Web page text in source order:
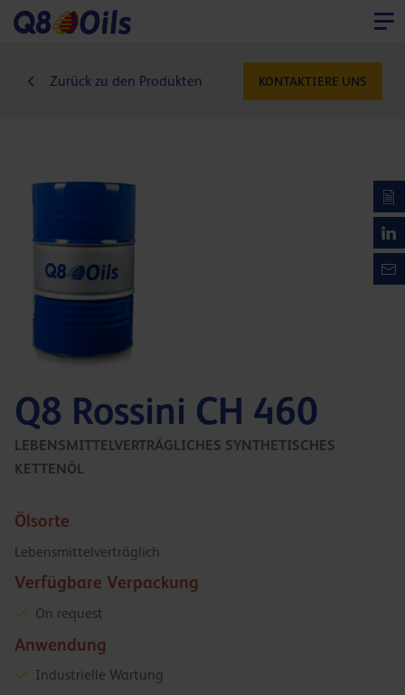
Zurück zu den Produkten KONTAKTIERE UNS
Q8 Rossini CH 460
LEBENSMITTELVERTRÄGLICHES SYNTHETISCHES
KETTENÖL
Ölsorte
Lebensmittelverträglich
Verfügbare Verpackung
On request
Anwendung
Industrielle Wartung